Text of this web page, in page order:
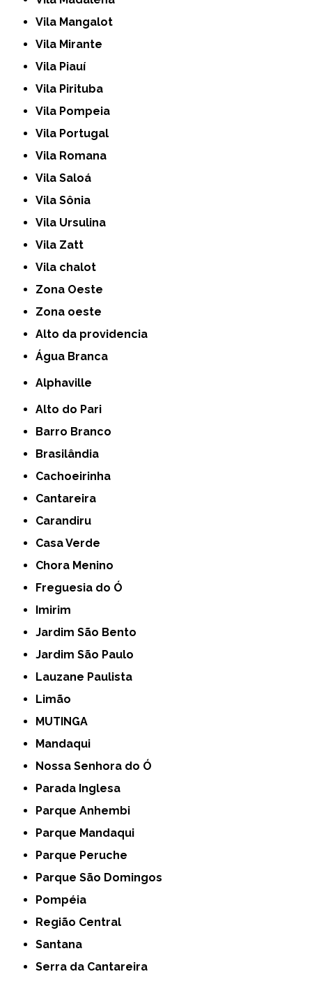
Vila Mangalot
Vila Mirante
Vila Piauí
Vila Pirituba
Vila Pompeia
Vila Portugal
Vila Romana
Vila Saloá
Vila Sônia
Vila Ursulina
Vila Zatt
Vila chalot
Zona Oeste
Zona oeste
alto da providencia
Água Branca
Alphaville
Alto do Pari
Barro Branco
Brasilândia
Cachoeirinha
Cantareira
Carandiru
Casa Verde
Chora Menino
Freguesia do Ó
Imirim
Jardim São Bento
Jardim São Paulo
Lauzane Paulista
Limão
MUTINGA
Mandaqui
Nossa Senhora do Ó
Parada Inglesa
Parque Anhembi
Parque Mandaqui
Parque Peruche
Parque São Domingos
Pompéia
Região Central
Santana
Serra da Cantareira